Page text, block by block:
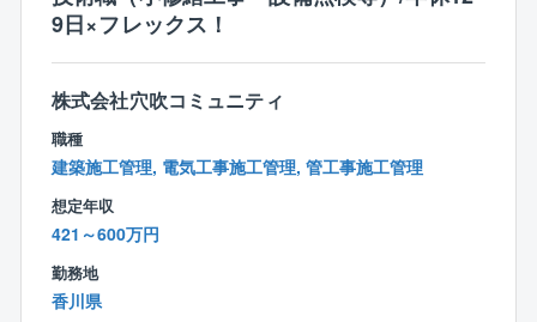
※夜間、休日出勤は基本少なめですが、対応いただいた
場合は振替休日を取得いただきます。
【同ポジションで働く魅力】
■ご経験を活かして働き方改善可能！
年間休日129日、所定労働時間7.5時間、残業20～30時
間、フレックス制度導入等、プライベートと両立しな
がら業務に取り組むことができる環境が整っているの
で長期的就業が可能です！
■安定基盤で安心して就業可能！
業界トップの管理物件数を誇る大京グループ＆盤石の
9日×フレックス！
株式会社穴吹コミュニティ
職種
建築施工管理, 電気工事施工管理, 管工事施工管理
想定年収
421～600万円
勤務地
香川県